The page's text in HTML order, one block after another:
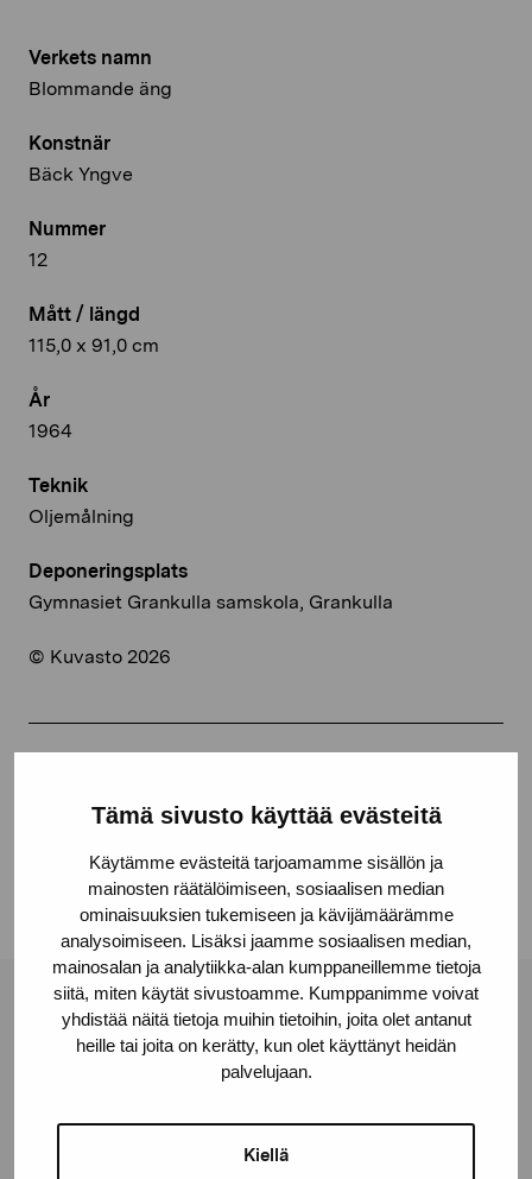
Tämä sivusto käyttää evästeitä
Käytämme evästeitä tarjoamamme sisällön ja
mainosten räätälöimiseen, sosiaalisen median
ominaisuuksien tukemiseen ja kävijämäärämme
analysoimiseen. Lisäksi jaamme sosiaalisen median,
mainosalan ja analytiikka-alan kumppaneillemme tietoja
siitä, miten käytät sivustoamme. Kumppanimme voivat
yhdistää näitä tietoja muihin tietoihin, joita olet antanut
heille tai joita on kerätty, kun olet käyttänyt heidän
palvelujaan.
Kiellä
Verkets namn
Blommande äng
Konstnär
Bäck Yngve
Nummer
12
Mått / längd
115,0 x 91,0 cm
År
1964
Teknik
Oljemålning
Deponeringsplats
Gymnasiet Grankulla samskola, Grankulla
© Kuvasto 2026
Facebook
Linkedin
Stiftelsen Pro Artibus
10600 Ekenäs